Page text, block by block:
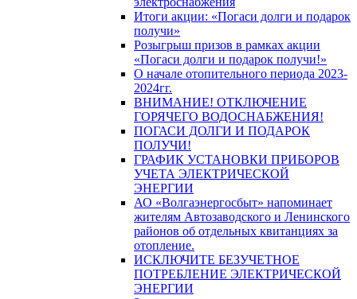
Итоги акции: «Погаси долги и подарок
получи»
Розыгрыш призов в рамках акции
«Погаси долги и подарок получи!»
О начале отопительного периода 2023-
2024гг.
ВНИМАНИЕ! ОТКЛЮЧЕНИЕ
ГОРЯЧЕГО ВОДОСНАБЖЕНИЯ!
ПОГАСИ ДОЛГИ И ПОДАРОК
ПОЛУЧИ!
ГРАФИК УСТАНОВКИ ПРИБОРОВ
УЧЕТА ЭЛЕКТРИЧЕСКОЙ
ЭНЕРГИИ
АО «Волгаэнергосбыт» напоминает
жителям Автозаводского и Ленинского
районов об отдельных квитанциях за
отопление.
ИСКЛЮЧИТЕ БЕЗУЧЕТНОЕ
ПОТРЕБЛЕНИЕ ЭЛЕКТРИЧЕСКОЙ
ЭНЕРГИИ